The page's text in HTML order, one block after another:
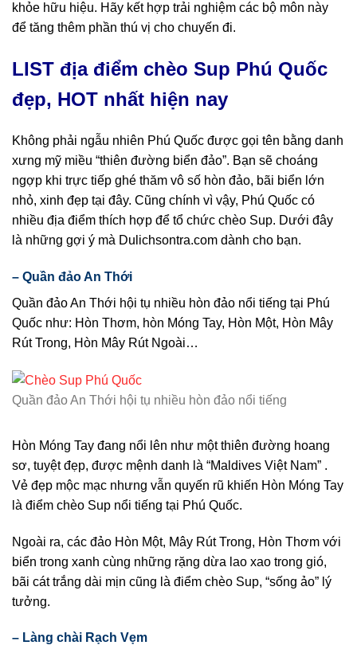
khỏe hữu hiệu. Hãy kết hợp trải nghiệm các bộ môn này
để tăng thêm phần thú vị cho chuyến đi.
LIST địa điểm chèo Sup Phú Quốc
đẹp, HOT nhất hiện nay
Không phải ngẫu nhiên Phú Quốc được gọi tên bằng danh
xưng mỹ miều “thiên đường biển đảo”. Bạn sẽ choáng
ngợp khi trực tiếp ghé thăm vô số hòn đảo, bãi biển lớn
nhỏ, xinh đẹp tại đây. Cũng chính vì vậy, Phú Quốc có
nhiều địa điểm thích hợp để tổ chức chèo Sup. Dưới đây
là những gợi ý mà Dulichsontra.com dành cho bạn.
– Quần đảo An Thới
Quần đảo An Thới hội tụ nhiều hòn đảo nổi tiếng tại Phú
Quốc như: Hòn Thơm, hòn Móng Tay, Hòn Một, Hòn Mây
Rút Trong, Hòn Mây Rút Ngoài…
Quần đảo An Thới hội tụ nhiều hòn đảo nổi tiếng
Hòn Móng Tay đang nổi lên như một thiên đường hoang
sơ, tuyệt đẹp, được mệnh danh là “Maldives Việt Nam” .
Vẻ đẹp mộc mạc nhưng vẫn quyến rũ khiến Hòn Móng Tay
là điểm chèo Sup nổi tiếng tại Phú Quốc.
Ngoài ra, các đảo Hòn Một, Mây Rút Trong, Hòn Thơm với
biển trong xanh cùng những rặng dừa lao xao trong gió,
bãi cát trắng dài mịn cũng là điểm chèo Sup, “sống ảo” lý
tưởng.
– Làng chài Rạch Vẹm